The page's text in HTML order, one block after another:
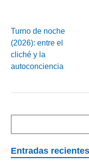
Turno de noche
(2026): entre el
cliché y la
autoconciencia
Entradas recientes